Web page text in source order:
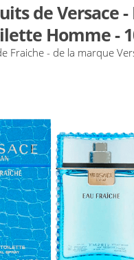
de Versace -
Homme -
Fraiche - de la marque